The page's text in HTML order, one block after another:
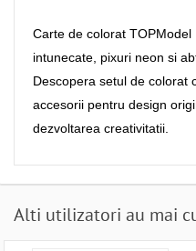
Carte de colorat
intunecate, pixuri neon si
Descopera setul de colorat
accesorii pentru design
dezvoltarea creativitatii.
Alti utilizatori au mai